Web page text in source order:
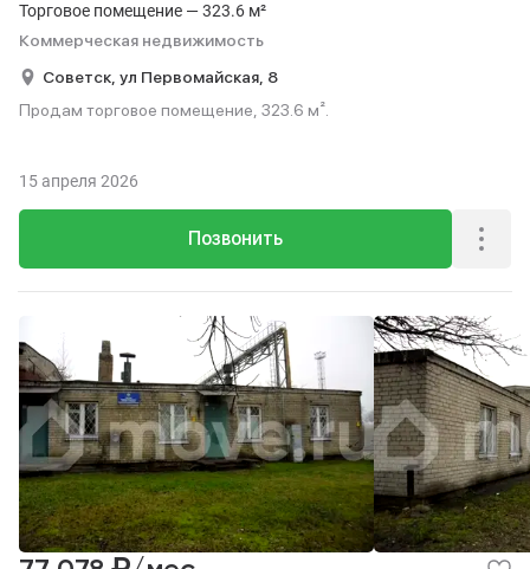
Торговое помещение — 323.6 м²
Коммерческая недвижимость
Советск, ул Первомайская, 8
Продам торговое помещение, 323.6 м².
Позвонить
15 апреля 2026